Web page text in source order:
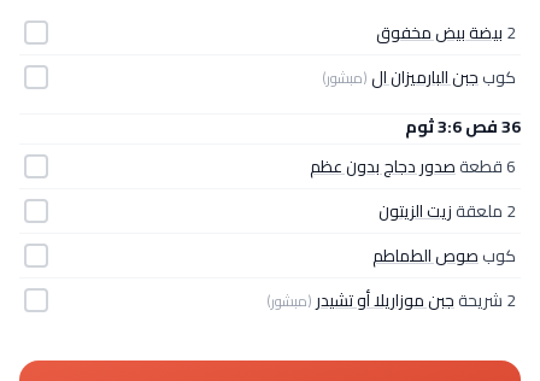
2بيضة بيض مخفوق
كوبجبن البارميزان ال(مبشور)
36 فص 3:6 ثوم
6 قطعة
صدور دجاج بدون عظم
2 ملعقة
زيت الزيتون
كوبصوص الطماطم
2 شريحة
جبن موزاريلا أو تشيدر (مبشور)